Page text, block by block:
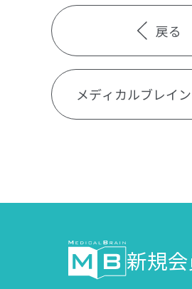
戻る
メディカルブレイ
新規